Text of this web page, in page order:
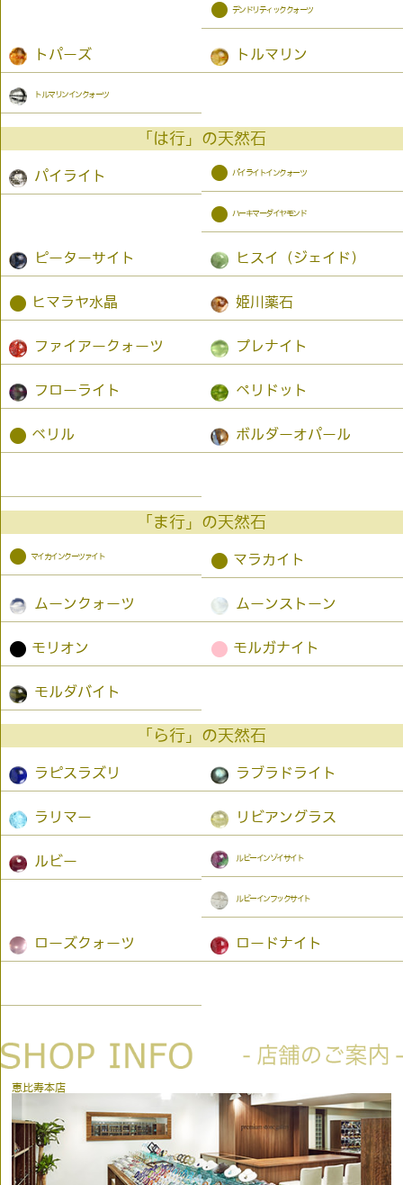
● デンドリティッククォーツ
トパーズ トルマリン
トルマリンインクォーツ
「は行」の天然石
パイライト ● パイライトインクォーツ
● ハーキマーダイヤモンド
ピーターサイト ヒスイ（ジェイド）
● ヒマラヤ水晶 姫川薬石
ファイアークォーツ プレナイト
フローライト ペリドット
● ベリル ボルダーオパール
「ま行」の天然石
● マイカインクーツァイト ● マラカイト
ムーンクォーツ ムーンストーン
● モリオン ● モルガナイト
モルダバイト
「ら行」の天然石
ラピスラズリ ラブラドライト
ラリマー リビアングラス
ルビー ルビーインゾイサイト
ルビーインフックサイト
ローズクォーツ ロードナイト
恵比寿本店